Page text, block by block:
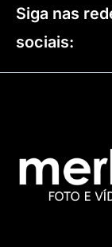
Siga nas
sociais: